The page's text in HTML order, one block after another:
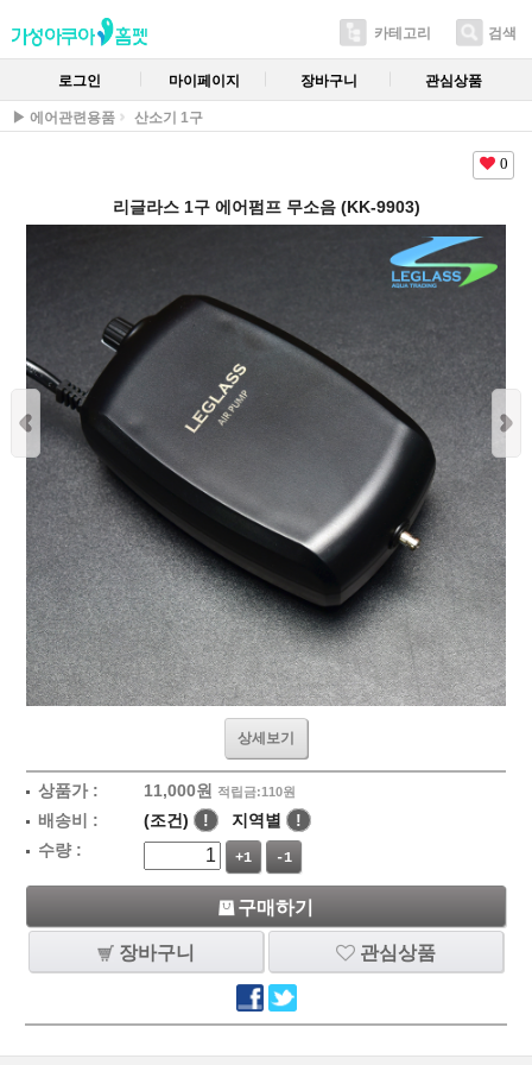
카테고리 검색
로그인 마이페이지 장바구니 관심상품
▶ 에어관련용품 산소기 1구
0
리글라스 1구 에어펌프 무소음 (KK-9903)
상세보기
상품가 : 11,000원 적립금:110원
배송비 : (조건) ! 지역별
!
수량 :
+1 -1
구매하기
장바구니 관심상품